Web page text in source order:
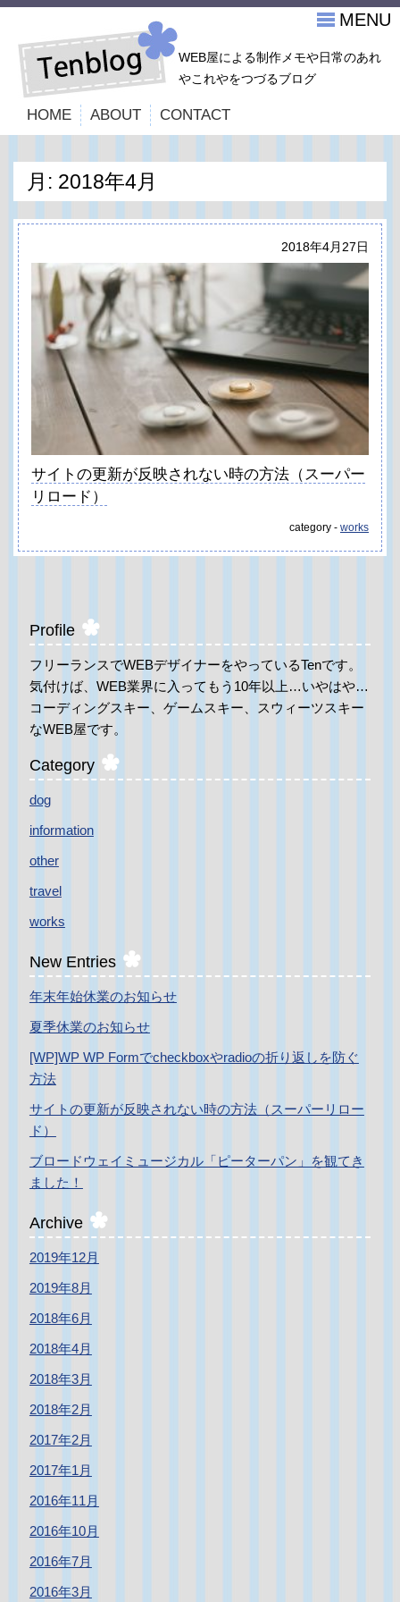
MENU
WEB屋による制作メモや日常のあれ
やこれやをつづるブログ
HOME ABOUT CONTACT
月: 2018年4月
2018年4月27日
サイトの更新が反映されない時の方法（スーパー
リロード）
category - works
Profile
フリーランスでWEBデザイナーをやっているTenです。
気付けば、WEB業界に入ってもう10年以上…いやはや…
コーディングスキー、ゲームスキー、スウィーツスキー
なWEB屋です。
Category
dog
information
other
travel
works
New Entries
年末年始休業のお知らせ
夏季休業のお知らせ
[WP]WP WP Formでcheckboxやradioの折り返しを防ぐ
方法
サイトの更新が反映されない時の方法（スーパーリロー
ド）
ブロードウェイミュージカル「ピーターパン」を観てき
ました！
Archive
2019年12月
2019年8月
2018年6月
2018年4月
2018年3月
2018年2月
2017年2月
2017年1月
2016年11月
2016年10月
2016年7月
2016年3月